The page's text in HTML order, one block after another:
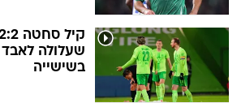
שעלולה
בשישייה